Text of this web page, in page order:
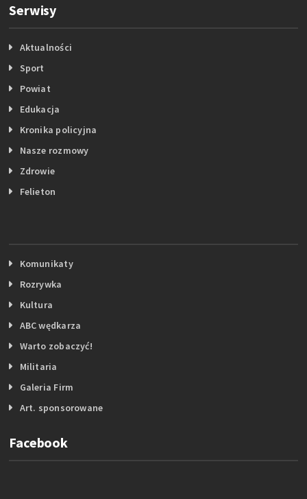
Serwisy
Aktualności
Sport
Powiat
Edukacja
Kronika policyjna
Nasze rozmowy
Zdrowie
Felieton
Komunikaty
Rozrywka
Kultura
ABC wędkarza
Warto zobaczyć!
Militaria
Galeria Firm
Art. sponsorowane
Facebook